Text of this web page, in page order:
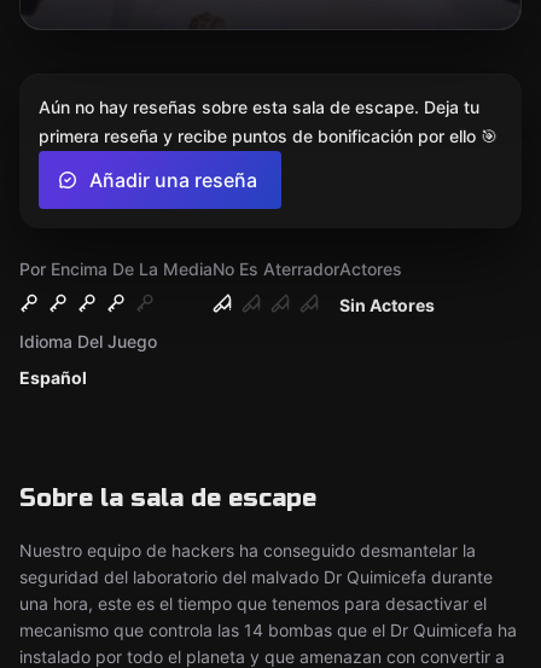
Por Encima De La MediaNo Es Aterrador
Sin Actores
Actores
Español
Idioma Del Juego
Sobre la sala de escape
Nuestro equipo de hackers ha conseguido desmantelar la
seguridad del laboratorio del malvado Dr Quimicefa durante
una hora, este es el tiempo que tenemos para desactivar el
mecanismo que controla las 14 bombas que el Dr Quimicefa ha
instalado por todo el planeta y que amenazan con convertir a
Aún no hay reseñas sobre esta sala de escape. Deja tu
primera reseña y recibe puntos de bonificación por ello 🎯
Añadir una reseña